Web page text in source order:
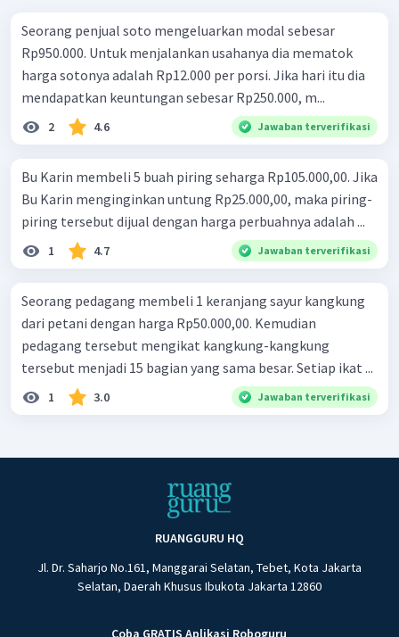
Seorang penjual soto mengeluarkan modal sebesar
Rp950.000. Untuk menjalankan usahanya dia mematok
harga sotonya adalah Rp12.000 per porsi. Jika hari itu dia
mendapatkan keuntungan sebesar Rp250.000, m...
2 4.6 Jawaban terverifikasi
Bu Karin membeli 5 buah piring seharga Rp105.000,00. Jika
Bu Karin menginginkan untung Rp25.000,00, maka piring-
piring tersebut dijual dengan harga perbuahnya adalah ...
1 4.7 Jawaban terverifikasi
Seorang pedagang membeli 1 keranjang sayur kangkung
dari petani dengan harga Rp50.000,00. Kemudian
pedagang tersebut mengikat kangkung-kangkung
tersebut menjadi 15 bagian yang sama besar. Setiap ikat ...
1 3.0 Jawaban terverifikasi
RUANGGURU HQ
Jl. Dr. Saharjo No.161, Manggarai Selatan, Tebet, Kota Jakarta
Selatan, Daerah Khusus Ibukota Jakarta 12860
Coba GRATIS Aplikasi Roboguru